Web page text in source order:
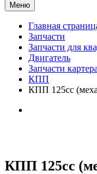
Меню
Главная
Запчасти
Запчасти для
Двигатель
Запчасти картера
КПП
КПП 125сс
КПП 125сс